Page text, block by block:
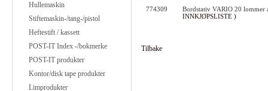
Hullemaskin
Stiftemaskin-/tang-/pistol
Heftestift / kassett
POST-IT Index -/bokmerke
POST-IT produkter
Kontor/disk tape produkter
Limprodukter
774309
Bordstativ VARIO 20
INNKJØPSLISTE )
Tilbake